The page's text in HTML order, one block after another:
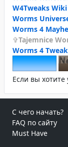
W4Tweaks Wiki
Worms
Worms 4
Tajemnice
Worms 4
Если вы хотите
С чего начать?
FAQ по сайту
Must Have